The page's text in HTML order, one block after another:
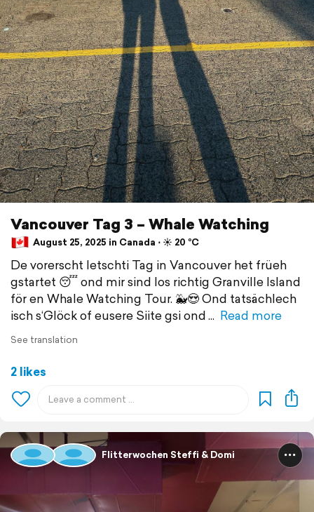
Vancouver Tag 3 – Whale Watching
August 25, 2025 in Canada ⋅ ☀️ 20 °C
De vorerscht letschti Tag in Vancouver het früeh
gstartet 😴 ond mir sind los richtig Granville Island
för en Whale Watching Tour. 🐳😍 Ond tatsächlech
isch s‘Glöck of eusere Siite gsi ond
Read more
See translation
2 likes
Flitterwochen Steffi & Domi